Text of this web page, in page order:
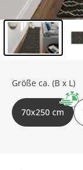
Größe ca. (B x L)
70x250 cm